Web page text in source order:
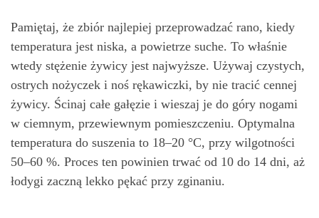
Pamiętaj, że zbiór najlepiej przeprowadzać rano, kiedy
temperatura jest niska, a powietrze suche. To właśnie
wtedy stężenie żywicy jest najwyższe. Używaj czystych,
ostrych nożyczek i noś rękawiczki, by nie tracić cennej
żywicy. Ścinaj całe gałęzie i wieszaj je do góry nogami
w ciemnym, przewiewnym pomieszczeniu. Optymalna
temperatura do suszenia to 18–20 °C, przy wilgotności
50–60 %. Proces ten powinien trwać od 10 do 14 dni, aż
łodygi zaczną lekko pękać przy zginaniu.